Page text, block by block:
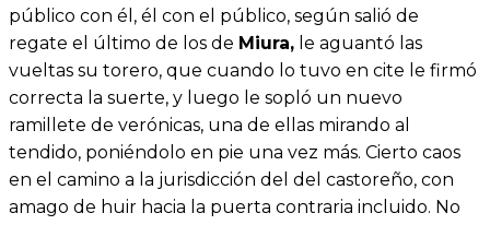
público con él, él con el público, según salió de
regate el último de los de Miura, le aguantó las
vueltas su torero, que cuando lo tuvo en cite le firmó
correcta la suerte, y luego le sopló un nuevo
ramillete de verónicas, una de ellas mirando al
tendido, poniéndolo en pie una vez más. Cierto caos
en el camino a la jurisdicción del del castoreño, con
amago de huir hacia la puerta contraria incluido. No